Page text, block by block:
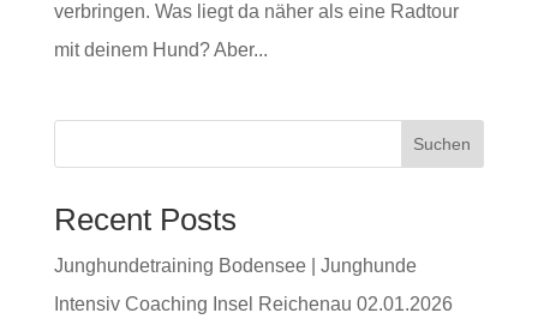
verbringen. Was liegt da näher als eine Radtour
mit deinem Hund? Aber...
Suchen
Recent Posts
Junghundetraining Bodensee | Junghunde
Intensiv Coaching Insel Reichenau 02.01.2026